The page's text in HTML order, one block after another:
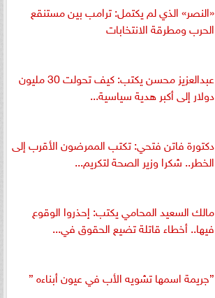
«النصر» الذي لم يكتمل: ترامب بين مستنقع
الحرب ومطرقة الانتخابات
عبدالعزيز محسن يكتب: كيف تحولت 30 مليون
دولار إلى أكبر هدية سياسية...
دكتورة فاتن فتحي: تكتب الممرضون الأقرب إلى
الخطر.. شكرا وزير الصحة لتكريم...
مالك السعيد المحامي يكتب: إحذروا الوقوع
فيها.. أخطاء قاتلة تضيع الحقوق في...
”جريمة اسمها تشويه الأب في عيون أبناءه ”